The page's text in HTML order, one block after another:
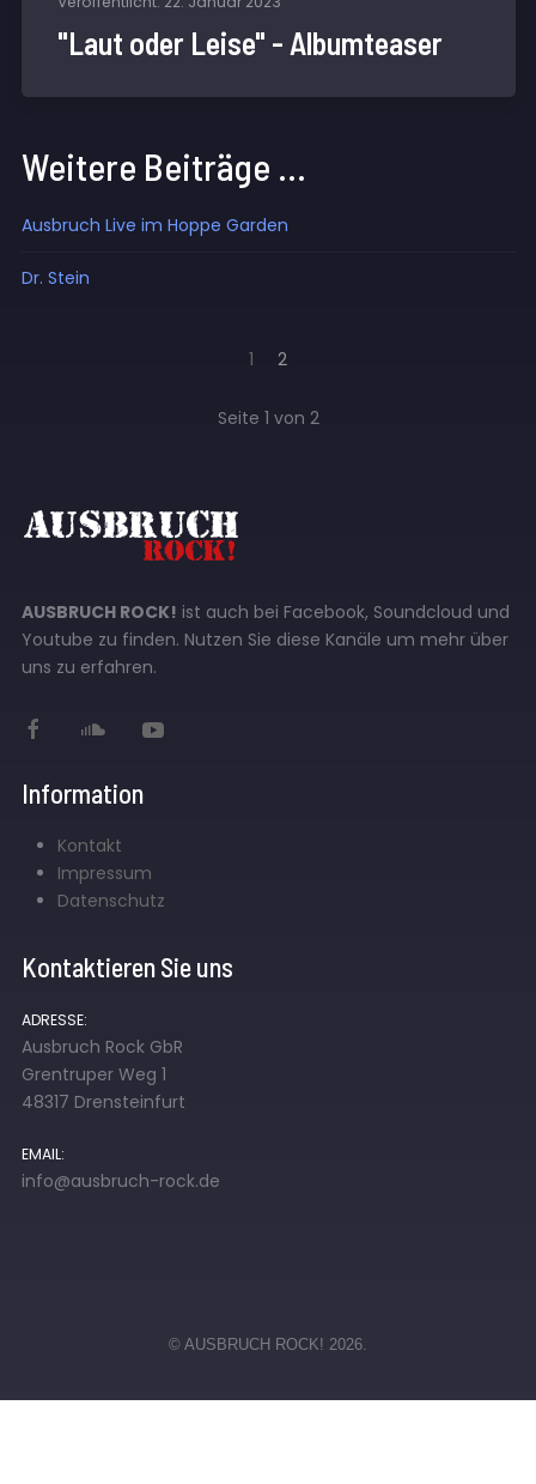
"Laut oder Leise" - Albumteaser
Weitere Beiträge …
Ausbruch Live im Hoppe Garden
Dr. Stein
1 2
Seite 1 von 2
AUSBRUCH ROCK! ist auch bei Facebook, Soundcloud und
Youtube zu finden. Nutzen Sie diese Kanäle um mehr über
uns zu erfahren.
Information
Kontakt
Impressum
Datenschutz
Kontaktieren Sie uns
ADRESSE:
Ausbruch Rock GbR
Grentruper Weg 1
48317 Drensteinfurt
EMAIL:
info@ausbruch-rock.de
© AUSBRUCH ROCK! 2026.